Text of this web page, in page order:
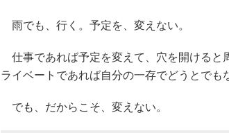
雨でも、行く。予定を、変えない。
仕事であれば予定を変えて、穴を開けると
ライベートであれば自分の一存でどうとでも
でも、だからこそ、変えない。